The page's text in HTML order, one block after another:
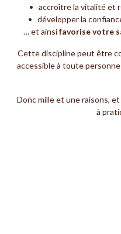
• accroître la vitalité et
• développer la
… et ainsifavorise votre
Cette discipline peut être
accessible à toute
Donc mille et une raisons,
à